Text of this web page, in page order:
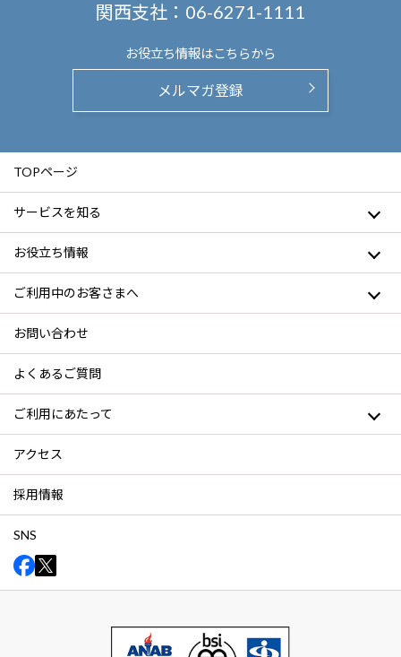
関西支社： 06-6271-1111
お役立ち情報はこちらから
メルマガ登録
TOPページ
サービスを知る
お役立ち情報
ご利用中のお客さまへ
お問い合わせ
よくあるご質問
ご利用にあたって
アクセス
採用情報
SNS